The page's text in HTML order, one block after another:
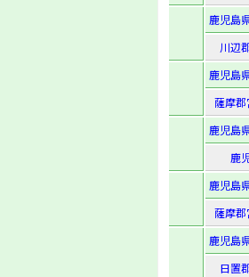
鹿児島
川辺
鹿児島
薩摩
鹿児島
鹿
鹿児島
薩摩
鹿児島
日置